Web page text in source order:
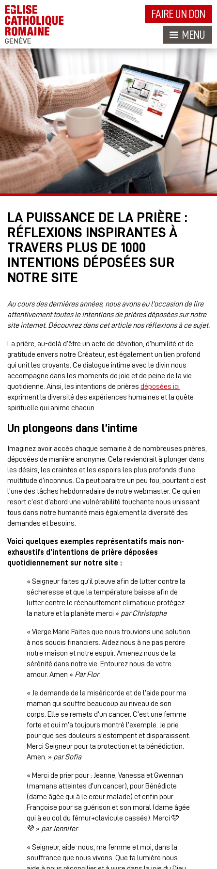
FAIRE UN DON
MENU
LA PUISSANCE DE LA PRIÈRE :
RÉFLEXIONS INSPIRANTES À
TRAVERS PLUS DE 1000
INTENTIONS DÉPOSÉES SUR
NOTRE SITE
Au cours des dernières années, nous avons eu l’occasion de lire
attentivement toutes le intentions de prières déposées sur notre
site internet. Découvrez dans cet article nos réflexions à ce sujet.
La prière, au-delà d’être un acte de dévotion, d’humilité et de
gratitude envers notre Créateur, est également un lien profond
qui unit les croyants. Ce dialogue intime avec le divin nous
accompagne dans les moments de joie et de peine de la vie
quotidienne. Ainsi, les intentions de prières déposées ici
expriment la diversité des expériences humaines et la quête
spirituelle qui anime chacun.
Un plongeons dans l’intime
Imaginez avoir accès chaque semaine à de nombreuses prières,
déposées de manière anonyme. Cela reviendrait à plonger dans
les désirs, les craintes et les espoirs les plus profonds d’une
multitude d’inconnus. Ca peut paraitre un peu fou, pourtant c’est
l’une des tâches hebdomadaire de notre webmaster. Ce qui en
resort c’est d’abord une vulnérabilité touchante nous unissant
tous dans notre humanité mais également la diversité des
demandes et besoins.
Voici quelques exemples représentatifs mais non-
exhaustifs d’intentions de prière déposées
quotidiennement sur notre site :
« Seigneur faites qu’il pleuve afin de lutter contre la
sécheresse et que la température baisse afin de
lutter contre le réchauffement climatique protégez
la nature et la planète merci » par Christophe
« Vierge Marie Faites que nous trouvions une solution
à nos soucis financiers. Aidez nous à ne pas perdre
notre maison et notre espoir. Amenez nous de la
sérénité dans notre vie. Entourez nous de votre
amour. Amen » Par Flor
« Je demande de la miséricorde et de l’aide pour ma
maman qui souffre beaucoup au niveau de son
corps. Elle se remets d’un cancer. C’est une femme
forte et qui m’a toujours montré l’exemple. Je prie
pour que ses douleurs s’estompent et disparaissent.
Merci Seigneur pour ta protection et ta bénédiction.
Amen. » par Sofia
« Merci de prier pour : Jeanne, Vanessa et Gwennan
(mamans atteintes d’un cancer), pour Bénédicte
(dame âgée qui à le cœur malade) et enfin pour
Françoise pour sa guérison et son moral (dame âgée
qui à eu col du fémur+clavicule cassés). Merci 🩷
💜 » par Jennifer
« Seigneur, aide-nous, ma femme et moi, dans la
souffrance que nous vivons. Que ta lumière nous